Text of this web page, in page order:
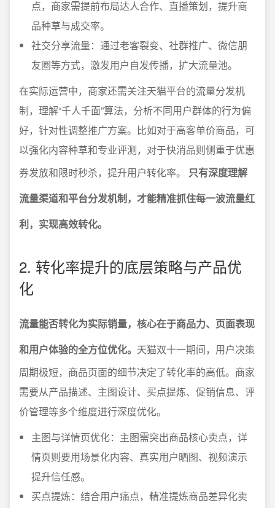
点，商家需提前布局达人合作、直播策划，提升商
品种草与成交率。
社交分享流量：通过老客裂变、社群推广、微信朋
友圈等方式，激发用户自发传播，扩大流量池。
在实际运营中，商家还需关注天猫平台的流量分发机
制，理解“千人千面”算法，分析不同用户群体的行为偏
好，针对性调整推广方案。比如对于高客单价商品，可
以强化内容种草和专业评测，对于快消品则侧重于优惠
券发放和限时秒杀，提升用户转化率。 只有深度理解
流量渠道和平台分发机制，才能精准抓住每一波流量红
利，实现高效转化。
2. 转化率提升的底层策略与产品优
化
流量能否转化为实际销量，核心在于商品力、页面表现
和用户体验的全方位优化。 天猫双十一期间，用户决策
周期极短，商品页面的细节决定了转化率的高低。商家
需要从产品描述、主图设计、买点提炼、促销信息、评
价管理等多个维度进行深度优化。
主图与详情页优化：主图需突出商品核心卖点，详
情页则要用场景化内容、真实用户晒图、视频演示
提升信任感。
买点提炼：结合用户痛点，精准提炼商品差异化卖